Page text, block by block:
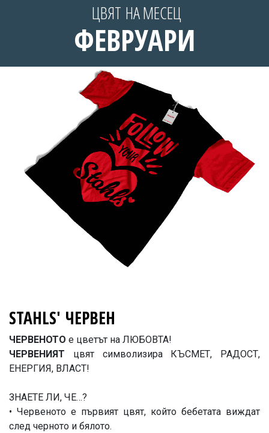
ЦВЯТ НА МЕСЕЦ
ФЕВРУАРИ
STAHLS' ЧЕРВЕН
ЧЕРВЕНОТО е цветът на ЛЮБОВТА!
ЧЕРВЕНИЯТ цвят символизира КЪСМЕТ, РАДОСТ,
ЕНЕРГИЯ, ВЛАСТ!
ЗНАЕТЕ ЛИ, ЧЕ…?
• Червеното е първият цвят, който бебетата виждат
след черното и бялото.